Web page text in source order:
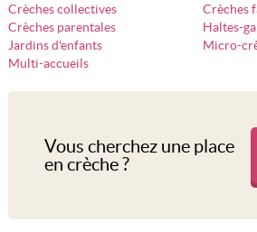
Crèches collectives
Crèches
Crèches parentales
Haltes-
Jardins d'enfants
Micro-
Multi-accueils
Vous cherchez une place
en crèche ?